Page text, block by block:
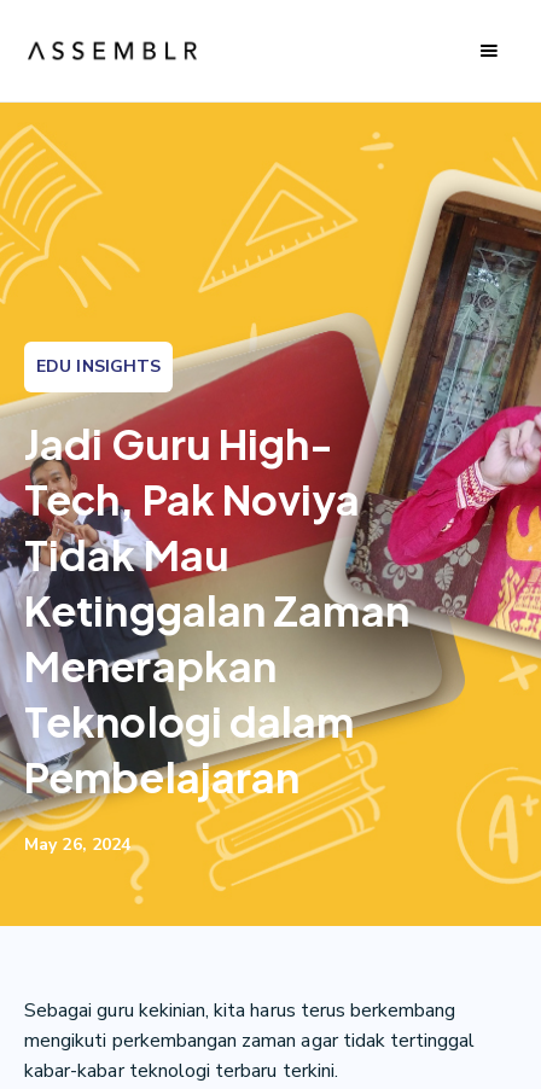
EDU INSIGHTS
Jadi Guru High-
Tech, Pak Noviya
Tidak Mau
Ketinggalan Zaman
Menerapkan
Teknologi dalam
Pembelajaran
May 26, 2024
Sebagai guru kekinian, kita harus terus berkembang
mengikuti perkembangan zaman agar tidak tertinggal
kabar-kabar teknologi terbaru terkini.